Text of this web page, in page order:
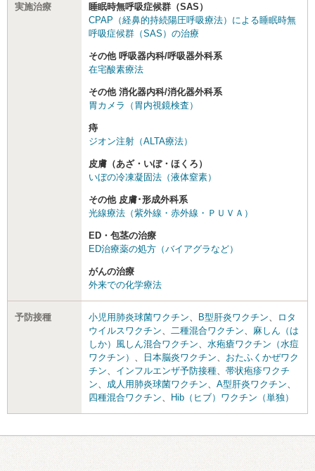
実施治療
睡眠時無呼吸症候群（SAS）
CPAP（経鼻的持続陽圧呼吸療法）による睡眠時無
呼吸症候群（SAS）の治療
その他 呼吸器内科/呼吸器外科系
在宅酸素療法
その他 消化器内科/消化器外科系
胃カメラ（胃内視鏡検査）
痔
ジオン注射（ALTA療法）
皮膚（あざ・いぼ・ほくろ）
いぼの冷凍凝固法（液体窒素）
その他 皮膚･形成外科系
光線療法（紫外線・赤外線・ＰＵＶＡ）
ED・包茎の治療
ED治療薬の処方（バイアグラなど）
がんの治療
外来での化学療法
予防接種 小児用肺炎球菌ワクチン、 B型肝炎ワクチン、
ロタ
ウイルスワクチン、 二種混合ワクチン、 麻しん（は
しか）風しん混合ワクチン、 水疱瘡ワクチン（水痘
ワクチン） 、 日本脳炎ワクチン、 おたふくかぜワク
チン、 インフルエンザ予防接種、 帯状疱疹ワクチ
ン、 成人用肺炎球菌ワクチン、 A型肝炎ワクチン、
四種混合ワクチン、 Hib（ヒブ）ワクチン（単独）